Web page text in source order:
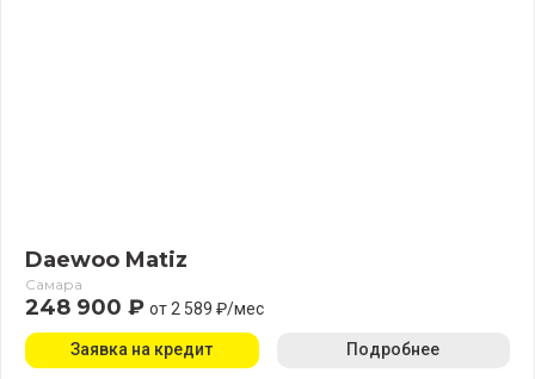
Daewoo Matiz
Самара
248 900 ₽ от 2 589 ₽/мес
Заявка на кредит Подробнее